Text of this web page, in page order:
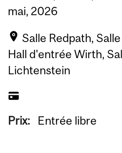
mai, 2026
Salle Redpath,
Hall d'entrée Wirth,
Lichtenstein
Prix: Entrée libre